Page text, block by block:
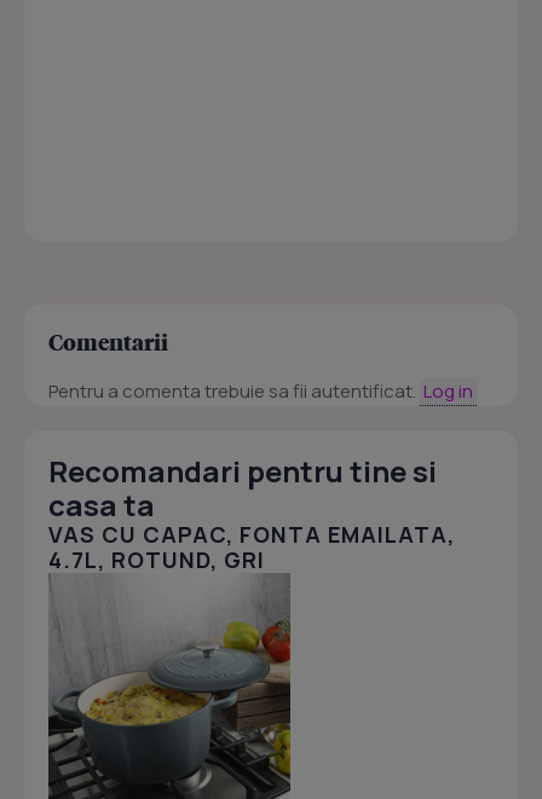
Comentarii
Pentru a comenta trebuie sa fii autentificat. Log in
Recomandari pentru tine si
casa ta
VAS CU CAPAC, FONTA EMAILATA,
4.7L, ROTUND, GRI